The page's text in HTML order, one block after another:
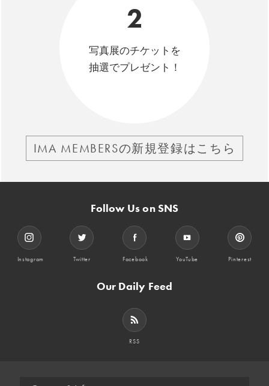
2
写真展のチケットを
抽選でプレゼント！
IMA MEMBERSの新規登録はこちら
Follow Us on SNS
Instagram Twitter Facebook YouTube Pinterest
Our Daily Feed
RSS